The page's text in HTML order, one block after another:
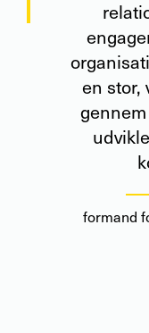
en stor,
formand